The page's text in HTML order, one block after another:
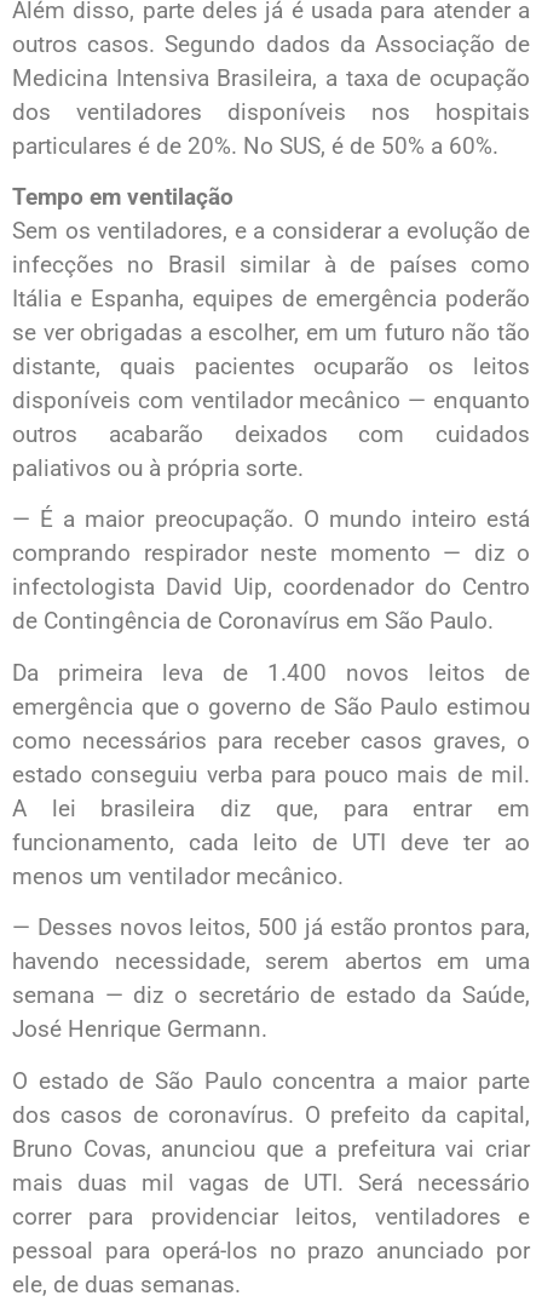
Além disso, parte deles já é usada para atender a
outros casos. Segundo dados da Associação de
Medicina Intensiva Brasileira, a taxa de ocupação
dos ventiladores disponíveis nos hospitais
particulares é de 20%. No SUS, é de 50% a 60%.
Tempo em ventilação
Sem os ventiladores, e a considerar a evolução de
infecções no Brasil similar à de países como
Itália e Espanha, equipes de emergência poderão
se ver obrigadas a escolher, em um futuro não tão
distante, quais pacientes ocuparão os leitos
disponíveis com ventilador mecânico — enquanto
outros acabarão deixados com cuidados
paliativos ou à própria sorte.
— É a maior preocupação. O mundo inteiro está
comprando respirador neste momento — diz o
infectologista David Uip, coordenador do Centro
de Contingência de Coronavírus em São Paulo.
Da primeira leva de 1.400 novos leitos de
emergência que o governo de São Paulo estimou
como necessários para receber casos graves, o
estado conseguiu verba para pouco mais de mil.
A lei brasileira diz que, para entrar em
funcionamento, cada leito de UTI deve ter ao
menos um ventilador mecânico.
— Desses novos leitos, 500 já estão prontos para,
havendo necessidade, serem abertos em uma
semana — diz o secretário de estado da Saúde,
José Henrique Germann.
O estado de São Paulo concentra a maior parte
dos casos de coronavírus. O prefeito da capital,
Bruno Covas, anunciou que a prefeitura vai criar
mais duas mil vagas de UTI. Será necessário
correr para providenciar leitos, ventiladores e
pessoal para operá-los no prazo anunciado por
ele, de duas semanas.